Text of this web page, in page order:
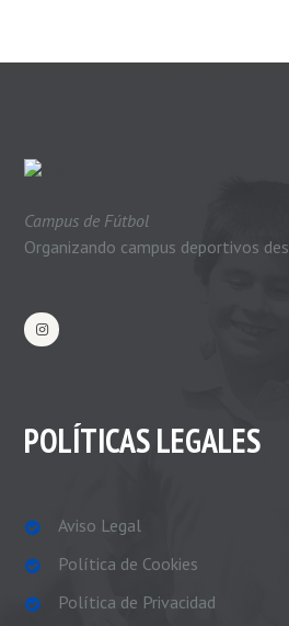
Campus de Fútbol
Organizando campus deportivos
POLÍTICAS LEGALES
Aviso Legal
Política de Cookies
Política de Privacidad